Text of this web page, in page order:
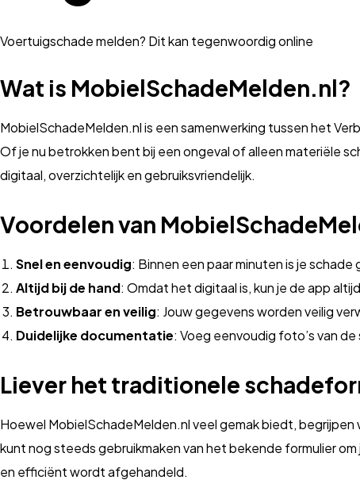
Voertuigschade melden? Dit kan tegenwoordig online
Wat is MobielSchadeMelden.nl?
MobielSchadeMelden.nl is een samenwerking tussen het
Of je nu betrokken bent bij een ongeval of alleen materiële
digitaal, overzichtelijk en gebruiksvriendelijk.
Voordelen van
Snel en eenvoudig: Binnen een paar minuten is je
Altijd bij de hand: Omdat het digitaal is, kun je de app
Betrouwbaar en veilig: Jouw gegevens worden veilig
Duidelijke documentatie: Voeg eenvoudig foto’s van
Liever het traditionele
Hoewel MobielSchadeMelden.nl veel gemak biedt,
kunt nog steeds gebruikmaken van het bekende formulier
en efficiënt wordt afgehandeld.